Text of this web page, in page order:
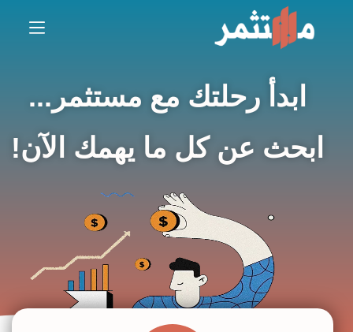
ابدأ رحلتك مع مستثمر...
ابحث عن كل ما يهمك الآن!